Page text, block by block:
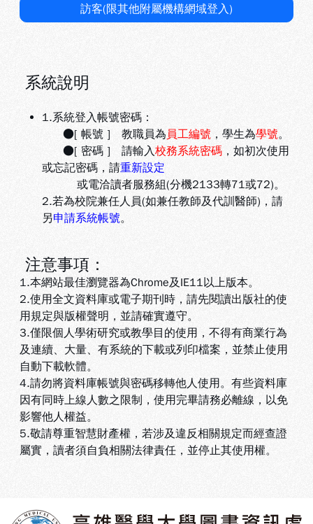
訪客(限其他附屬機構網域登入)
系統說明
1.系統登入帳號密碼：
●[ 帳號 ] 教職員為 員工編號 ，學生為學號。
●[ 密碼 ] 請輸入校務系統密碼 ，如初次使用
或忘記密碼，請重新設定
或電洽讀者服務組(分機2133轉71或72)。
2.若為校院兼任人員(如兼任教師及代訓醫師)，請
另申請系統帳號。
注意事項：
1.本網站最佳瀏覽器為Chrome及IE11以上版本。
2.使用全文資料庫或電子期刊時，請先閱讀出版社的使
用規定與版權聲明，並請確實遵守。
3.僅限個人學術研究或教學目的使用，不得有商業行為
及連續、大量、有系統的下載或列印檔案，並禁止使用
自動下載軟體。
4.請勿將資料庫帳號與密碼移轉他人使用。有些資料庫
因有同時上線人數之限制，使用完畢請務必離線，以免
影響他人權益。
5.敬請尊重智慧財產權，若涉及違反相關規定而經查證
屬實，讀者須自負相關法律責任，並停止其使用權。